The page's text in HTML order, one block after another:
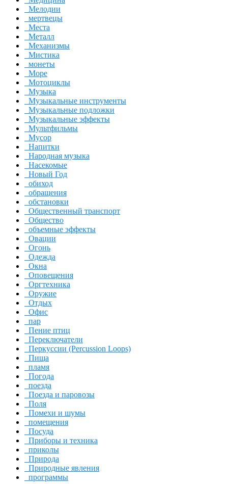
Мелодии
мертвецы
Места
Металл
Механизмы
Мистика
монеты
Море
Мотоциклы
Музыка
Музыкальные инструменты
Музыкальные подложки
Музыкальные эффекты
Мультфильмы
Мусор
Напитки
Народная музыка
Насекомые
Новый Год
обиход
обращения
обстановки
Общественный транспорт
Общество
объемные эффекты
Овации
Огонь
Одежда
Окна
Оповещения
Оргтехника
Оружие
Отдых
Офис
пар
Пение птиц
Переключатели
Перкуссии (Percussion Loops)
Пища
пламя
Погода
поезда
Поезда и паровозы
Поля
Помехи и шумы
помещения
Посуда
Приборы и техника
приколы
Природа
Природные явления
программы